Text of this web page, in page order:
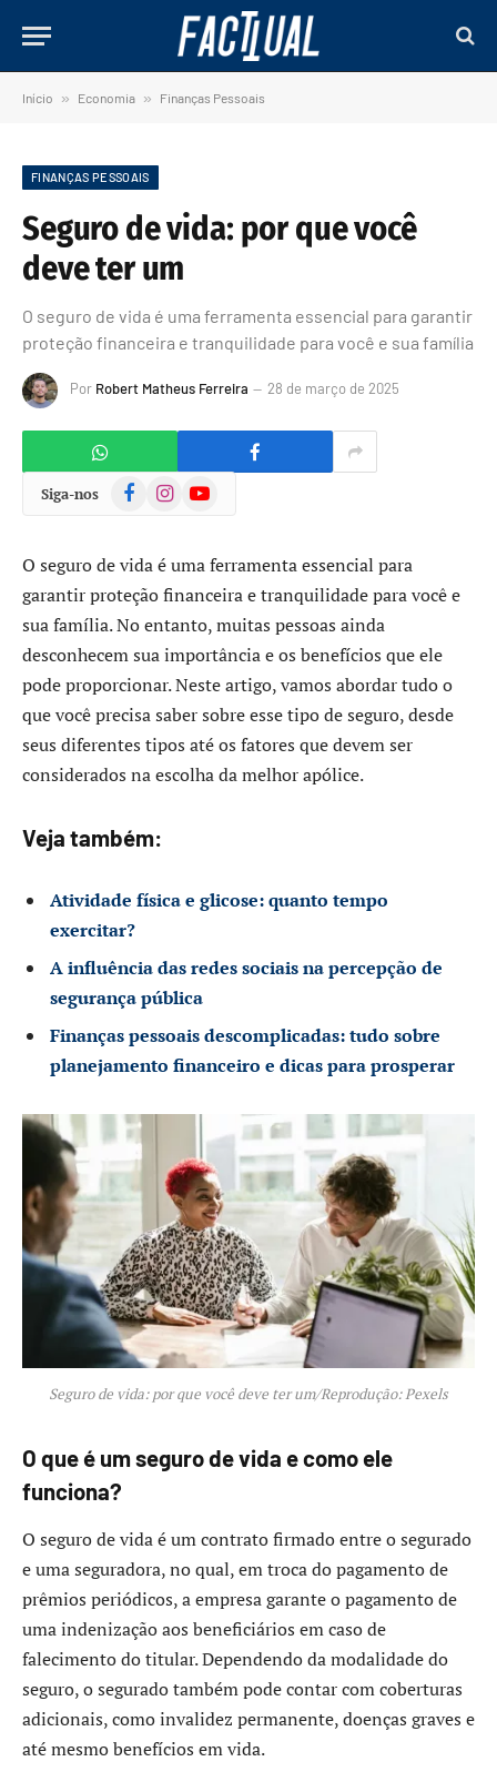
Início » Economia » Finanças Pessoais
FINANÇAS PESSOAIS
Seguro de vida: por que você
deve ter um
O seguro de vida é uma ferramenta essencial para garantir
proteção financeira e tranquilidade para você e sua família
Por Robert Matheus Ferreira 28 de março de 2025
Siga-nos FacebookInstagramYouTube
O seguro de vida é uma ferramenta essencial para
garantir proteção financeira e tranquilidade para você e
sua família. No entanto, muitas pessoas ainda
desconhecem sua importância e os benefícios que ele
pode proporcionar. Neste artigo, vamos abordar tudo o
que você precisa saber sobre esse tipo de seguro, desde
seus diferentes tipos até os fatores que devem ser
considerados na escolha da melhor apólice.
Veja também:
Atividade física e glicose: quanto tempo
exercitar?
A influência das redes sociais na percepção de
segurança pública
Finanças pessoais descomplicadas: tudo sobre
planejamento financeiro e dicas para prosperar
Seguro de vida: por que você deve ter um/Reprodução: Pexels
O que é um seguro de vida e como ele
funciona?
O seguro de vida é um contrato firmado entre o segurado
e uma seguradora, no qual, em troca do pagamento de
prêmios periódicos, a empresa garante o pagamento de
uma indenização aos beneficiários em caso de
falecimento do titular. Dependendo da modalidade do
seguro, o segurado também pode contar com coberturas
adicionais, como invalidez permanente, doenças graves e
até mesmo benefícios em vida.